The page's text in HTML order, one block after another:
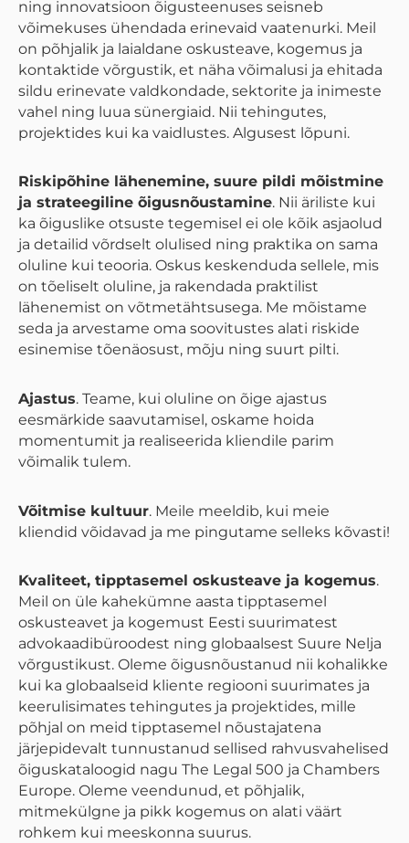
ning innovatsioon õigusteenuses seisneb
võimekuses ühendada erinevaid vaatenurki. Meil
on põhjalik ja laialdane oskusteave, kogemus ja
kontaktide võrgustik, et näha võimalusi ja ehitada
sildu erinevate valdkondade, sektorite ja inimeste
vahel ning luua sünergiaid. Nii tehingutes,
projektides kui ka vaidlustes. Algusest lõpuni.
Riskipõhine lähenemine, suure pildi mõistmine
ja strateegiline õigusnõustamine. Nii äriliste kui
ka õiguslike otsuste tegemisel ei ole kõik asjaolud
ja detailid võrdselt olulised ning praktika on sama
oluline kui teooria. Oskus keskenduda sellele, mis
on tõeliselt oluline, ja rakendada praktilist
lähenemist on võtmetähtsusega. Me mõistame
seda ja arvestame oma soovitustes alati riskide
esinemise tõenäosust, mõju ning suurt pilti.
Ajastus. Teame, kui oluline on õige ajastus
eesmärkide saavutamisel, oskame hoida
momentumit ja realiseerida kliendile parim
võimalik tulem.
Võitmise kultuur. Meile meeldib, kui meie
kliendid võidavad ja me pingutame selleks kõvasti!
Kvaliteet, tipptasemel oskusteave ja kogemus.
Meil on üle kahekümne aasta tipptasemel
oskusteavet ja kogemust Eesti suurimatest
advokaadibüroodest ning globaalsest Suure Nelja
võrgustikust. Oleme õigusnõustanud nii kohalikke
kui ka globaalseid kliente regiooni suurimates ja
keerulisimates tehingutes ja projektides, mille
põhjal on meid tipptasemel nõustajatena
järjepidevalt tunnustanud sellised rahvusvahelised
õiguskataloogid nagu The Legal 500 ja Chambers
Europe. Oleme veendunud, et põhjalik,
mitmekülgne ja pikk kogemus on alati väärt
rohkem kui meeskonna suurus.